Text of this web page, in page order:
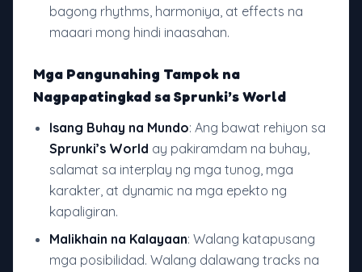
bagong rhythms, harmoniya, at effects na
maaari mong hindi inaasahan.
Mga Pangunahing Tampok na
Nagpapatingkad sa Sprunki’s World
Isang Buhay na Mundo: Ang bawat rehiyon sa
Sprunki’s World ay pakiramdam na buhay,
salamat sa interplay ng mga tunog, mga
karakter, at dynamic na mga epekto ng
kapaligiran.
Malikhain na Kalayaan: Walang katapusang
mga posibilidad. Walang dalawang tracks na